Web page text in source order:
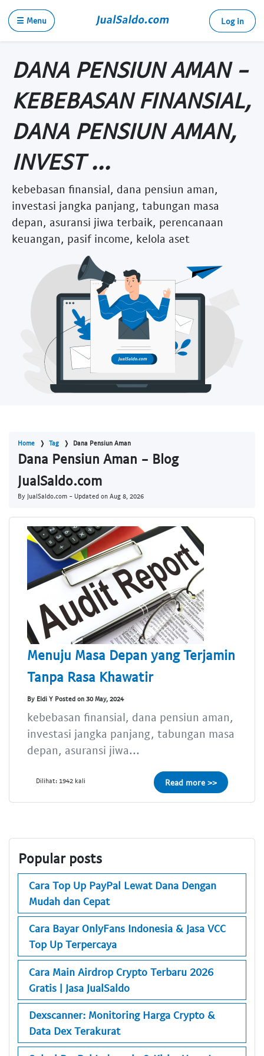
☰ Menu Log in
DANA PENSIUN AMAN -
KEBEBASAN FINANSIAL,
DANA PENSIUN AMAN,
INVEST ...
kebebasan finansial, dana pensiun aman,
investasi jangka panjang, tabungan masa
depan, asuransi jiwa terbaik, perencanaan
keuangan, pasif income, kelola aset
Home Tag Dana Pensiun Aman
Dana Pensiun Aman - Blog
JualSaldo.com
By JualSaldo.com - Updated on Aug 8, 2026
Menuju Masa Depan yang Terjamin
Tanpa Rasa Khawatir
By Eldi Y Posted on 30 May, 2024
kebebasan finansial, dana pensiun aman,
investasi jangka panjang, tabungan masa
depan, asuransi jiwa...
Dilihat: 1942 kali Read more >>
Popular posts
Cara Top Up PayPal Lewat Dana Dengan
Mudah dan Cepat
Cara Bayar OnlyFans Indonesia & Jasa VCC
Top Up Terpercaya
Cara Main Airdrop Crypto Terbaru 2026
Gratis | Jasa JualSaldo
Dexscanner: Monitoring Harga Crypto &
Data Dex Terakurat